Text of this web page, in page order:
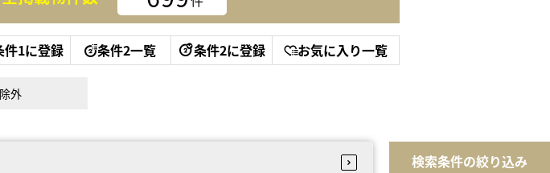
件1に登録 条件2一覧 条件2に登録 お気に入り一覧
外
検索条件の絞り込み